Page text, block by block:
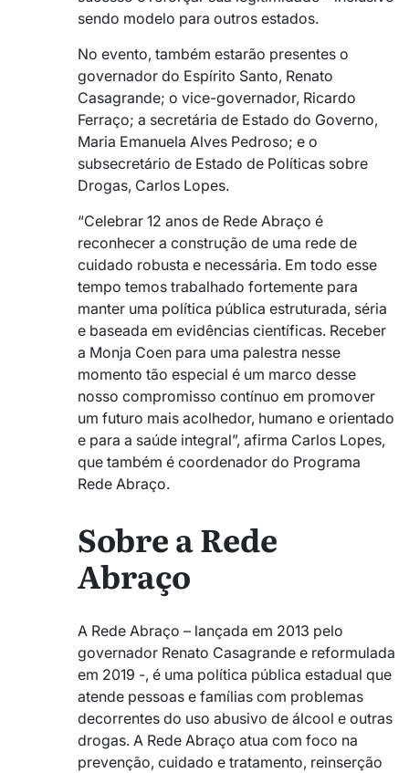
sendo modelo para outros estados.
No evento, também estarão presentes o
governador do Espírito Santo, Renato
Casagrande; o vice-governador, Ricardo
Ferraço; a secretária de Estado do Governo,
Maria Emanuela Alves Pedroso; e o
subsecretário de Estado de Políticas sobre
Drogas, Carlos Lopes.
“Celebrar 12 anos de Rede Abraço é
reconhecer a construção de uma rede de
cuidado robusta e necessária. Em todo esse
tempo temos trabalhado fortemente para
manter uma política pública estruturada, séria
e baseada em evidências científicas. Receber
a Monja Coen para uma palestra nesse
momento tão especial é um marco desse
nosso compromisso contínuo em promover
um futuro mais acolhedor, humano e orientado
e para a saúde integral”, afirma Carlos Lopes,
que também é coordenador do Programa
Rede Abraço.
Sobre a Rede
Abraço
A Rede Abraço – lançada em 2013 pelo
governador Renato Casagrande e reformulada
em 2019 -, é uma política pública estadual que
atende pessoas e famílias com problemas
decorrentes do uso abusivo de álcool e outras
drogas. A Rede Abraço atua com foco na
prevenção, cuidado e tratamento, reinserção